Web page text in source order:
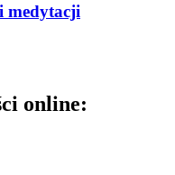
medytacji
online: